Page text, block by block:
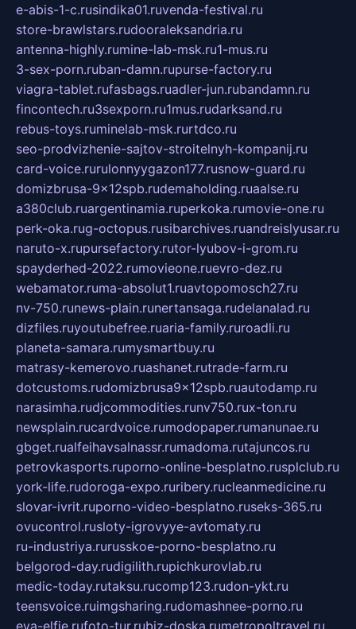
e-abis-1-c.rusindika01.ruvenda-festival.ru
store-brawlstars.rudooraleksandria.ru
antenna-highly.rumine-lab-msk.ru1-mus.ru
3-sex-porn.ruban-damn.rupurse-factory.ru
viagra-tablet.rufasbags.ruadler-jun.rubandamn.ru
fincontech.ru3sexporn.ru1mus.rudarksand.ru
rebus-toys.ruminelab-msk.rurtdco.ru
seo-prodvizhenie-sajtov-stroitelnyh-kompanij.ru
card-voice.rurulonnyygazon177.rusnow-guard.ru
domizbrusa-9x12spb.rudemaholding.ruaalse.ru
a380club.ruargentinamia.ruperkoka.rumovie-one.ru
perk-oka.rug-octopus.rusibarchives.ruandreislyusar.ru
naruto-x.rupursefactory.rutor-lyubov-i-grom.ru
spayderhed-2022.rumovieone.ruevro-dez.ru
webamator.ruma-absolut1.ruavtopomosch27.ru
nv-750.runews-plain.runertansaga.rudelanalad.ru
dizfiles.ruyoutubefree.ruaria-family.ruroadli.ru
planeta-samara.rumysmartbuy.ru
matrasy-kemerovo.ruashanet.rutrade-farm.ru
dotcustoms.rudomizbrusa9x12spb.ruautodamp.ru
narasimha.rudjcommodities.runv750.rux-ton.ru
newsplain.rucardvoice.rumodopaper.rumanunae.ru
gbget.rualfeihavsalnassr.rumadoma.rutajuncos.ru
petrovkasports.ruporno-online-besplatno.rusplclub.ru
york-life.rudoroga-expo.ruribery.rucleanmedicine.ru
slovar-ivrit.ruporno-video-besplatno.ruseks-365.ru
ovucontrol.rusloty-igrovyye-avtomaty.ru
ru-industriya.rurusskoe-porno-besplatno.ru
belgorod-day.rudigilith.rupichkurovlab.ru
medic-today.rutaksu.rucomp123.rudon-ykt.ru
teensvoice.ruimgsharing.rudomashnee-porno.ru
eva-elfie.rufoto-tur.rubiz-doska.rumetropoltravel.ru